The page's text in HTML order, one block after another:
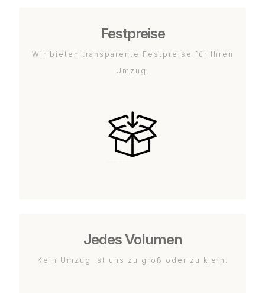
Festpreise
Wir bieten transparente Festpreise für Ihren
Umzug.
Jedes Volumen
Kein Umzug ist uns zu groß oder zu klein.